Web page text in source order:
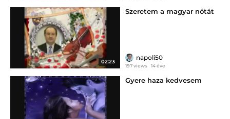
02:23
Szeretem a magyar nótát
napoli50
197 views 14 éve
Gyere haza kedvesem